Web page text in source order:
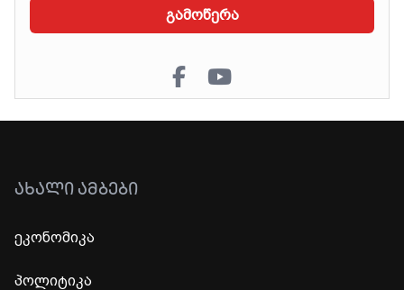
გამოწერა
ᲐᲮᲐᲚᲘ ᲐᲛᲑᲔᲑᲘ
ეკონომიკა
პოლიტიკა